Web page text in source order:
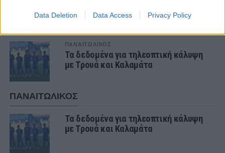
Data Deletion Data Access Privacy Policy
Εξαιρετική η φιλοξενία των Αλβανών
ΠΑΝΑΙΤΩΛΙΚΟΣ
Τα δεδομένα για τηλεοπτική κάλυψη
με Τρουά και Καλαμάτα
ΠΑΝΑΙΤΩΛΙΚΟΣ
Τα δεδομένα για τηλεοπτική κάλυψη
με Τρουά και Καλαμάτα